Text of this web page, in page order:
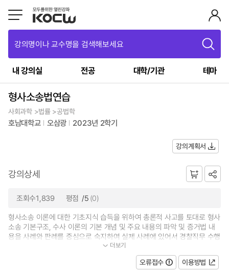
강의명이나 교수명을 검색해보세요
내 강의실 전공 대학/기관 테마
형사소송법연습
사회과학 >법률 >공법학
호남대학교 오삼광 2023년 2학기
강의계획서
강의상세
조회수1,839 평점 /5 (0)
형사소송 이론에 대한 기초지식 습득을 위하여 총론적 사고를 토대로 형사
소송 기본구조, 수사 이론의 기본 개념 및 주요 내용의 파악 및 증거법 내
용을 사례와 판례를 중심으로 숙지하여 실제 사례에 있어서 경찰직무 수행
을 위한 현장 대응 능력 및 공판...
더보기
오류접수 이용방법